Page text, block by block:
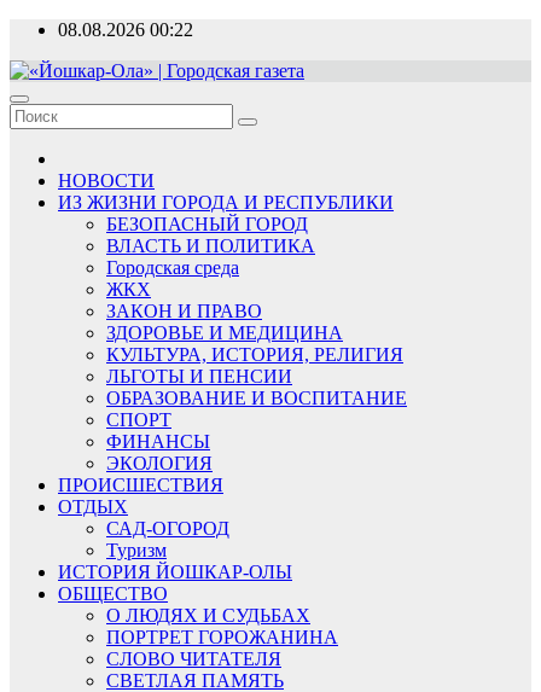
Перейти
содержимому
08.08.2026 00:22
«Йошкар-Ола» | Городская газета
Новости, события, люди
НОВОСТИ
ИЗ ЖИЗНИ ГОРОДА И РЕСПУБЛИКИ
БЕЗОПАСНЫЙ ГОРОД
ВЛАСТЬ И ПОЛИТИКА
Городская среда
ЖКХ
ЗАКОН И ПРАВО
ЗДОРОВЬЕ И МЕДИЦИНА
КУЛЬТУРА, ИСТОРИЯ, РЕЛИГИЯ
ЛЬГОТЫ И ПЕНСИИ
ОБРАЗОВАНИЕ И ВОСПИТАНИЕ
СПОРТ
ФИНАНСЫ
ЭКОЛОГИЯ
ПРОИСШЕСТВИЯ
ОТДЫХ
САД-ОГОРОД
Туризм
ИСТОРИЯ ЙОШКАР-ОЛЫ
ОБЩЕСТВО
О ЛЮДЯХ И СУДЬБАХ
ПОРТРЕТ ГОРОЖАНИНА
СЛОВО ЧИТАТЕЛЯ
СВЕТЛАЯ ПАМЯТЬ